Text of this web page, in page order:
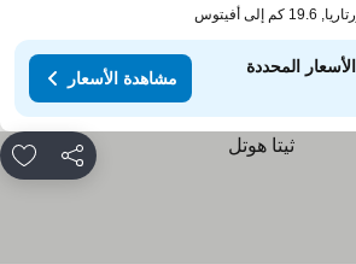
كم إلى أفيتوس
المحددة
مشاهدة الأسعار
مشاركة